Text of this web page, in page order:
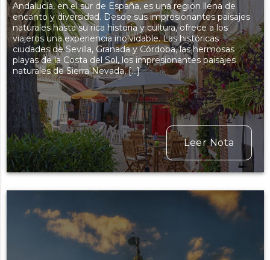
Andalucía, en el sur de España, es una región llena de
encanto y diversidad. Desde sus impresionantes paisajes
naturales hasta su rica historia y cultura, ofrece a los
viajeros una experiencia inolvidable. Las históricas
ciudades de Sevilla, Granada y Córdoba, las hermosas
playas de la Costa del Sol, los impresionantes paisajes
naturales de Sierra Nevada, […]
Leer Nota